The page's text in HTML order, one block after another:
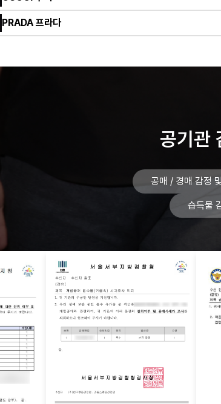
PRADA 프라다
공기관
공매 / 경매 감정
습득물